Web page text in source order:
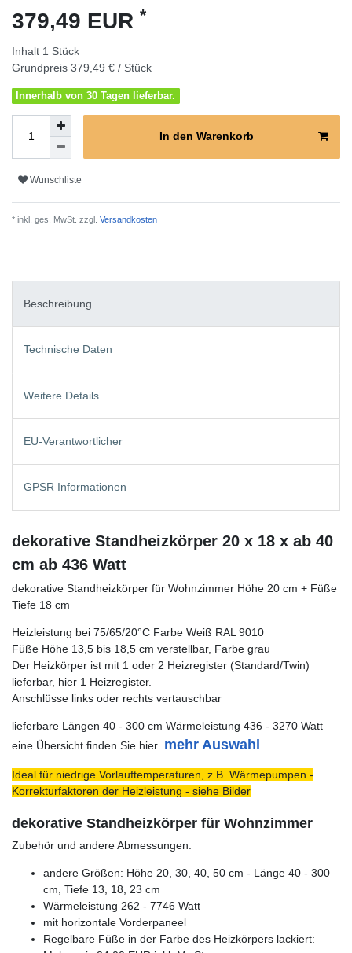
379,49 EUR *
Inhalt 1 Stück
Grundpreis 379,49 € / Stück
Innerhalb von 30 Tagen lieferbar.
In den Warenkorb
Wunschliste
* inkl. ges. MwSt. zzgl. Versandkosten
Beschreibung
Technische Daten
Weitere Details
EU-Verantwortlicher
GPSR Informationen
dekorative Standheizkörper 20 x 18 x ab 40
cm ab 436 Watt
dekorative Standheizkörper für Wohnzimmer Höhe 20 cm + Füße
Tiefe 18 cm
Heizleistung bei 75/65/20°C Farbe Weiß RAL 9010
Füße Höhe 13,5 bis 18,5 cm verstellbar, Farbe grau
Der Heizkörper ist mit 1 oder 2 Heizregister (Standard/Twin)
lieferbar, hier 1 Heizregister.
Anschlüsse links oder rechts vertauschbar
lieferbare Längen 40 - 300 cm Wärmeleistung 436 - 3270 Watt
eine Übersicht finden Sie hier mehr Auswahl
Ideal für niedrige Vorlauftemperaturen, z.B. Wärmepumpen -
Korrekturfaktoren der Heizleistung - siehe Bilder
dekorative Standheizkörper für Wohnzimmer
Zubehör und andere Abmessungen:
andere Größen: Höhe 20, 30, 40, 50 cm - Länge 40 - 300
cm, Tiefe 13, 18, 23 cm
Wärmeleistung 262 - 7746 Watt
mit horizontale Vorderpaneel
Regelbare Füße in der Farbe des Heizkörpers lackiert: